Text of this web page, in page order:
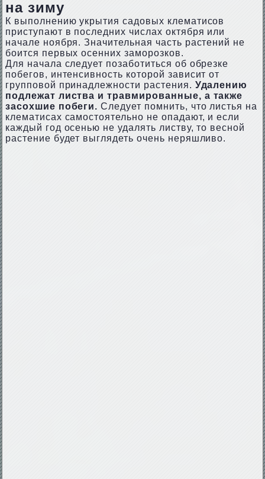
на зиму
К выполнению укрытия садовых клематисов
приступают в последних числах октября или
начале ноября. Значительная часть растений не
боится первых осенних заморозков.
Для начала следует позаботиться об обрезке
побегов, интенсивность которой зависит от
групповой принадлежности растения. Удалению
подлежат листва и травмированные, а также
засохшие побеги. Следует помнить, что листья на
клематисах самостоятельно не опадают, и если
каждый год осенью не удалять листву, то весной
растение будет выглядеть очень неряшливо.